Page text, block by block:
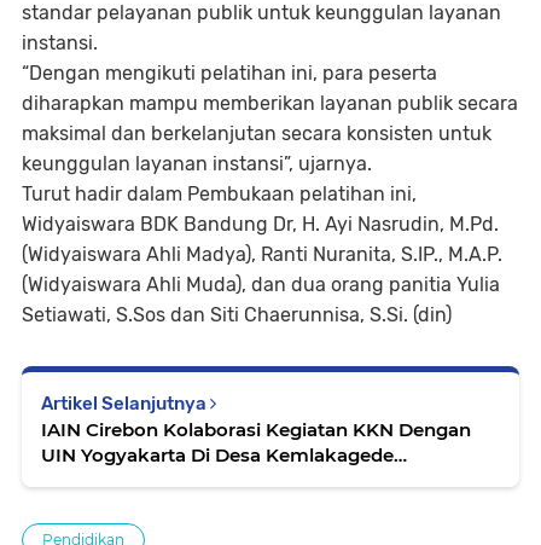
standar pelayanan publik untuk keunggulan layanan
instansi.
“Dengan mengikuti pelatihan ini, para peserta
diharapkan mampu memberikan layanan publik secara
maksimal dan berkelanjutan secara konsisten untuk
keunggulan layanan instansi”, ujarnya.
Turut hadir dalam Pembukaan pelatihan ini,
Widyaiswara BDK Bandung Dr, H. Ayi Nasrudin, M.Pd.
(Widyaiswara Ahli Madya), Ranti Nuranita, S.IP., M.A.P.
(Widyaiswara Ahli Muda), dan dua orang panitia Yulia
Setiawati, S.Sos dan Siti Chaerunnisa, S.Si. (din)
Artikel Selanjutnya
IAIN Cirebon Kolaborasi Kegiatan KKN Dengan
UIN Yogyakarta Di Desa Kemlakagede
Pendidikan